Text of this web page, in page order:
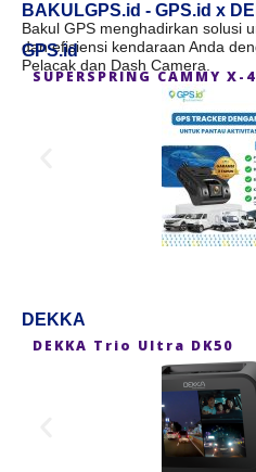
BAKULGPS.id - GPS.id x
Bakul GPS menghadirkan solusi
dan efisiensi kendaraan Anda
Pelacak dan Dash Camera.
GPS.id
SUPERSPRING CAMMY X-
DEKKA
DEKKA Trio Ultra DK50